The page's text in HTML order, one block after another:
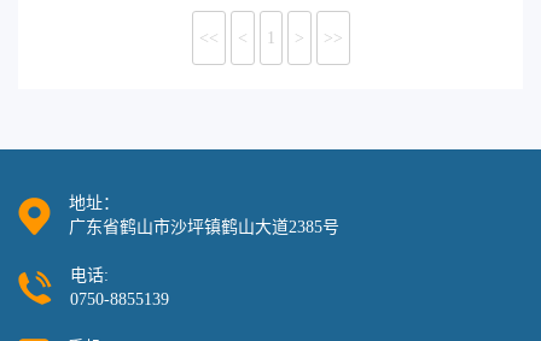
<< < 1 > >>
地址：
广东省鹤山市沙坪镇鹤山大道2385号
电话:
0750-8855139